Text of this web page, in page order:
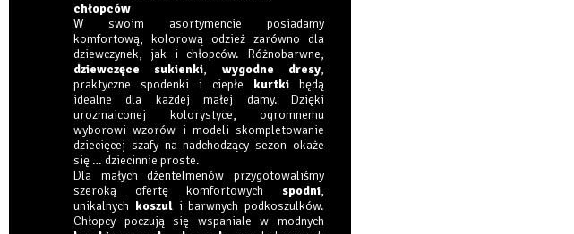
chłopców
W swoim asortymencie posiadamy
komfortową, kolorową odzież zarówno dla
dziewczynek, jak i chłopców. Różnobarwne,
dziewczęce sukienki, wygodne dresy,
praktyczne spodenki i ciepłe kurtki będą
idealne dla każdej małej damy. Dzięki
urozmaiconej kolorystyce, ogromnemu
wyborowi wzorów i modeli skompletowanie
dziecięcej szafy na nadchodzący sezon okaże
się … dziecinnie proste.
Dla małych dżentelmenów przygotowaliśmy
szeroką ofertę komfortowych spodni,
unikalnych koszuli barwnych podkoszulków.
Chłopcy poczują się wspaniale w modnych